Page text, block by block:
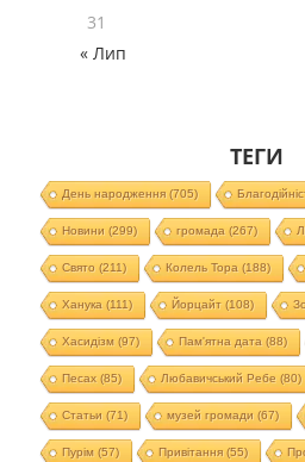
31
« Лип
ТЕГИ
День народження(705)
Новини (299) громада (267)
Свято (211) Колель Тора (188)
Ханука (111) Йорцайт (108)
Хасидізм (97) Пам'ятна дата (88)
Песах(85) Любавичський Ребе (80)
Статьи (71) музей громади (67)
Пурім (57) Привітання(55)